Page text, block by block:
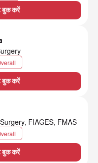
बुक करें
बुक करें
FIAGES, FMAS
बुक करें